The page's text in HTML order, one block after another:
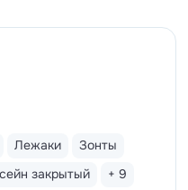
Лежаки
Зонты
закрытый
+ 9